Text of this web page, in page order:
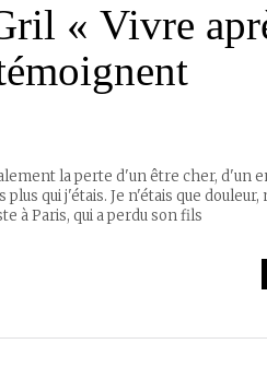
« Vivre
la perte d'un être cher, d'un
plus qui j'étais. Je n'étais que
à Paris, qui a perdu son fils